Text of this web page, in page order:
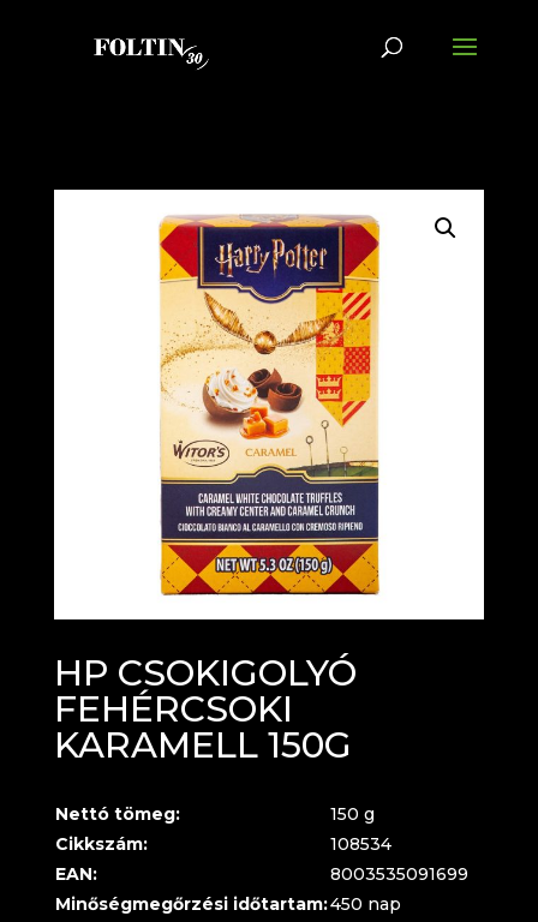
HP CSOKIGOLYÓ
FEHÉRCSOKI
KARAMELL 150G
Nettó tömeg:
150 g
Cikkszám:
108534
EAN:
8003535091699
Minőségmegőrzési időtartam:450 nap